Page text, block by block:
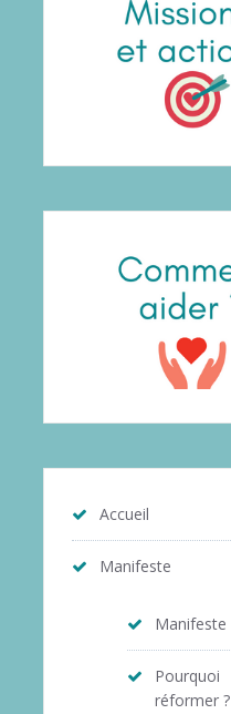
Accueil
Manifeste
Manifeste
Pourquoi
réformer ?